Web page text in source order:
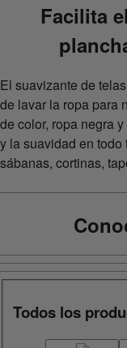
Facilita
El suavizante de
de lavar la ropa para
de color, ropa negra
y la suavidad en
sábanas, cortinas,
Todos los